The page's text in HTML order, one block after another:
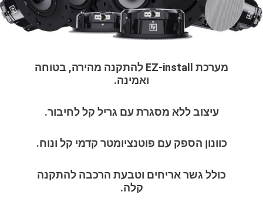
מערכת EZ-install להתקנה מהירה, בטוחה
ואמינה.
עיצוב ללא מסגרת עם גריל קל לחיבור.
כוונון הספק עם פוטנציומטר קדמי קל ונוח.
כולל גשר אריחים וטבעת הרכבה להתקנה
קלה.